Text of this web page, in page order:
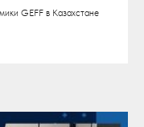
GEFF в Казахстане